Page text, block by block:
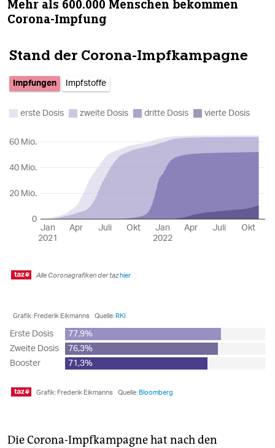
Mehr als 600.000 Menschen bekommen
Corona-Impfung
Die Corona-Impfkampagne hat nach den